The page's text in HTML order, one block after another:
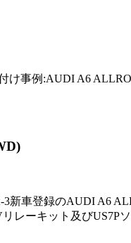
け事例:AUDI A6
新車登録のAUDI A6
レーキット及びUS7P